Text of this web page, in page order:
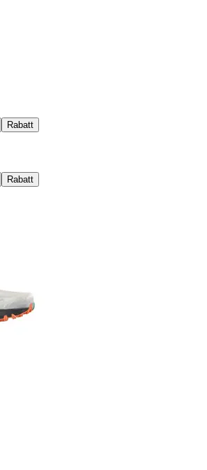
Rabatt
Rabatt